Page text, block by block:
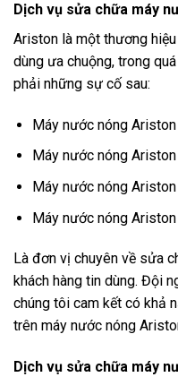
Dịch vụ sửa chữa máy
Ariston là một thương
dùng ưa chuộng, trong
phải những sự cố sau:
Máy nước nóng
Máy nước nóng
Máy nước nóng
Máy nước nóng
Là đơn vị chuyên về sửa
khách hàng tin dùng. Đội
chúng tôi cam kết có khả
trên máy nước nóng
Dịch vụ sửa chữa máy